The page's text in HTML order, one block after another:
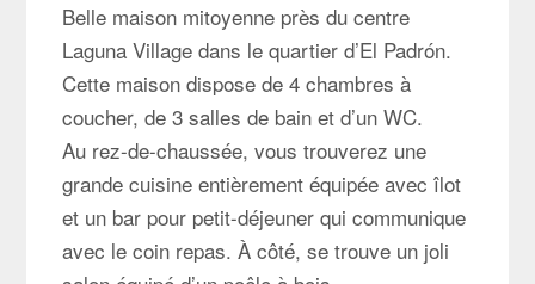
Belle maison mitoyenne près du centre
Laguna Village dans le quartier d’El Padrón.
Cette maison dispose de 4 chambres à
coucher, de 3 salles de bain et d’un WC.
Au rez-de-chaussée, vous trouverez une
grande cuisine entièrement équipée avec îlot
et un bar pour petit-déjeuner qui communique
avec le coin repas. À côté, se trouve un joli